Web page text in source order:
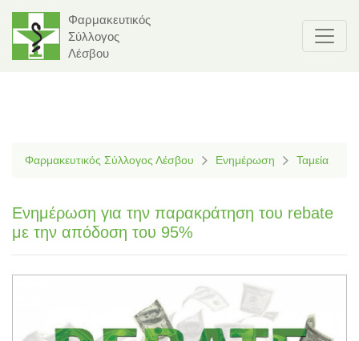
Φαρμακευτικός
Σύλλογος
Λέσβου
Φαρμακευτικός Σύλλογος Λέσβου Ενημέρωση Ταμεία
Ενημέρωση για την παρακράτηση του rebate
με την απόδοση του 95%